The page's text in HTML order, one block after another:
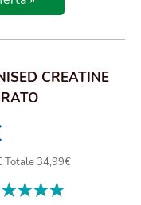
CREATINE
Totale 34,99€